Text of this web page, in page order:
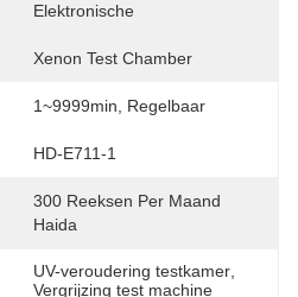
Elektronische
Xenon Test Chamber
1~9999min, Regelbaar
HD-E711-1
300 Reeksen Per Maand
Haida
UV-veroudering testkamer
Vergrijzing test machine